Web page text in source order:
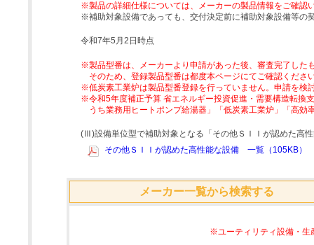
※製品の詳細仕様については、メーカーの製品情報をご確認
※補助対象設備であっても、交付決定前に補助対象設備等の
令和7年5月2日時点
※製品型番は、メーカーより申請があった後、審査完了した
そのため、登録製品型番は都度本ページにてご確認くださ
※低炭素工業炉は製品型番登録を行っていません。申請を検
※令和5年度補正予算 省エネルギー投資促進・需要構造転換
うち業務用ヒートポンプ給湯器」「低炭素工業炉」「高
(Ⅲ)設備単位型で補助対象となる「その他ＳＩＩが認めた高
その他ＳＩＩが認めた高性能な設備 一覧（105KB）
メーカー一覧から検索する
※ユーティリティ設備・生